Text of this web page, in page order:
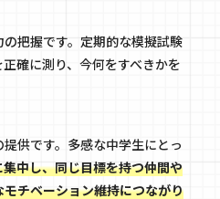
把握です。定期的な模擬試験
確に測り、今何をすべきかを
供です。多感な中学生にとっ
中し、同じ目標を持つ仲間や
チベーション維持につながり